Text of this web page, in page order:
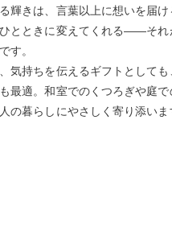
輝きは、言葉以上に想いを届
とときに変えてくれる――それ
す。
気持ちを伝えるギフトとして
最適。和室でのくつろぎや庭で
の暮らしにやさしく寄り添いま